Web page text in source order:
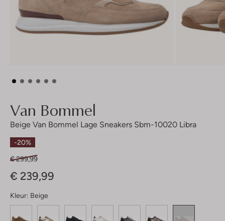
Van Bommel
Beige Van Bommel Lage Sneakers Sbm-10020 Libra
-20%
€ 299,99
€ 239,99
Kleur: Beige